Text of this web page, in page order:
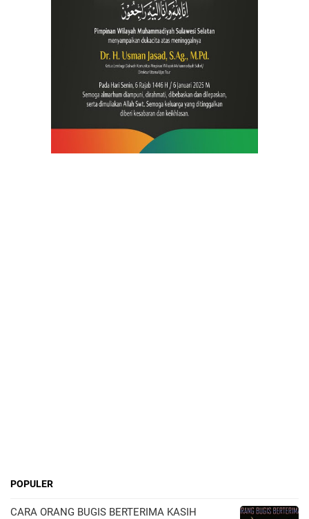
POPULER
CARA ORANG BUGIS BERTERIMA KASIH